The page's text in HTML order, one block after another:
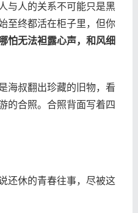
与人的关系不可能只是黑
至终都活在柜子里，但你
哪怕无法袒露心声，和风细
海叔翻出珍藏的旧物，看
的合照。合照背面写着四
还休的青春往事，尽被这